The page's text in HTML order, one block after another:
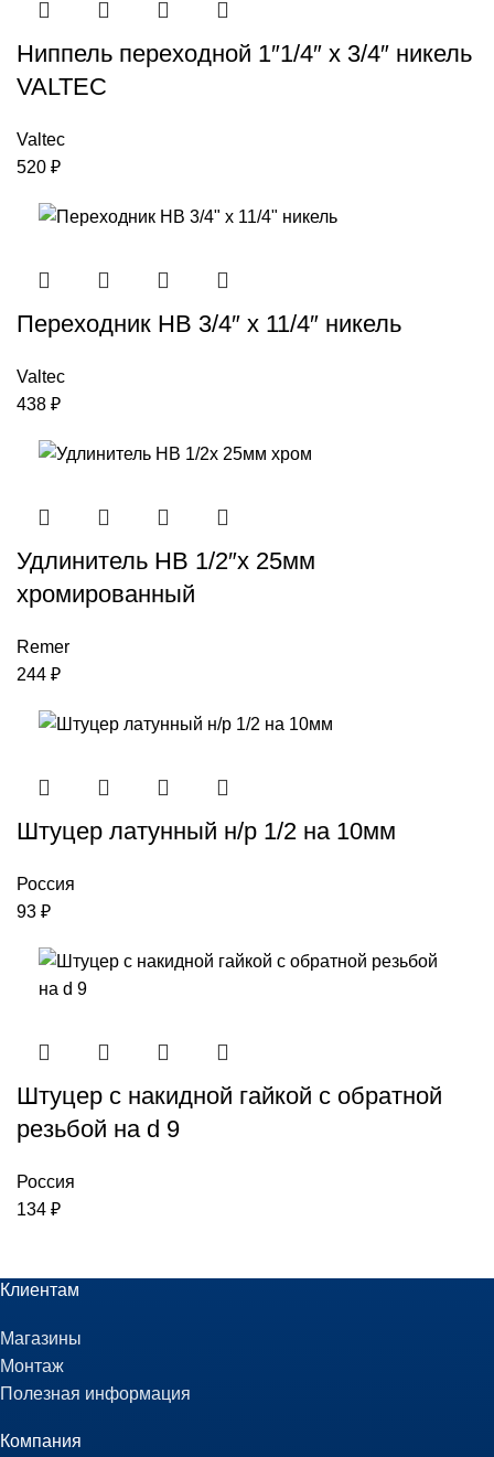
Ниппель переходной 1″1/4″ x 3/4″ никель
VALTEC
Valtec
520 ₽
Переходник НВ 3/4″ x 11/4″ никель
Valtec
438 ₽
Удлинитель НВ 1/2″x 25мм
хромированный
Remer
244 ₽
Штуцер латунный н/р 1/2 на 10мм
Россия
93 ₽
Штуцер с накидной гайкой с обратной
резьбой на d 9
Россия
134 ₽
Клиентам
Магазины
Монтаж
Полезная информация
Компания